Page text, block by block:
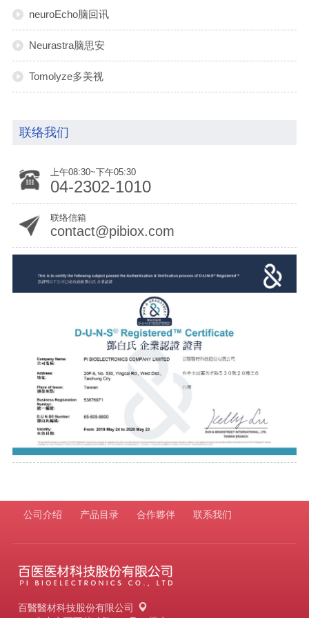
neuroEcho脑回讯
Neurastra脑思安
Tomolyze多美视
联络我们
上午08:30~下午05:30
04-2302-1010
联络信箱
contact@pibiox.com
公司介绍 产品目录 合作夥伴 联系我们
百醫醫材科技股份有限公司